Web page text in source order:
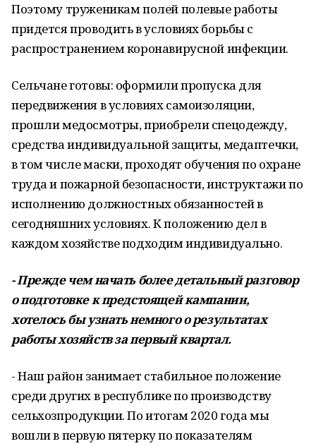
Поэтому труженикам полей полевые работы
придется проводить в условиях борьбы с
распространением коронавирусной инфекции.
Сельчане готовы: оформили пропуска для
передвижения в условиях самоизоляции,
прошли медосмотры, приобрели спецодежду,
средства индивидуальной защиты, медаптечки,
в том числе маски, проходят обучения по охране
труда и пожарной безопасности, инструктажи по
исполнению должностных обязанностей в
сегодняшних условиях. К положению дел в
каждом хозяйстве подходим индивидуально.
- Прежде чем начать более детальный разговор
о подготовке к предстоящей кампании,
хотелось бы узнать немного о результатах
работы хозяйств за первый квартал.
- Наш район занимает стабильное положение
среди других в республике по производству
сельхозпродукции. По итогам 2020 года мы
вошли в первую пятерку по показателям